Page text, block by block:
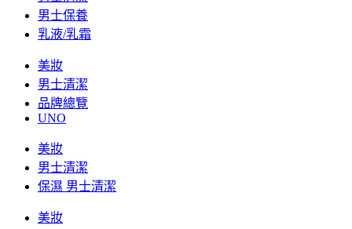
男士保養
乳液/乳霜
美妝
男士清潔
品牌總覽
UNO
美妝
男士清潔
保濕 男士清潔
美妝